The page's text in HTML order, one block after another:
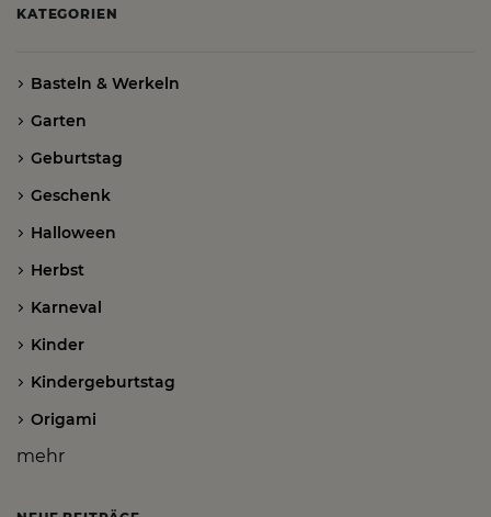
KATEGORIEN
Basteln & Werkeln
Garten
Geburtstag
Geschenk
Halloween
Herbst
Karneval
Kinder
Kindergeburtstag
Origami
mehr